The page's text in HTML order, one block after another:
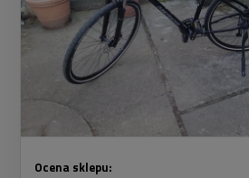
Ocena sklepu: